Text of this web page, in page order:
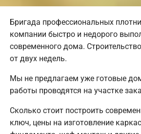
Бригада профессиональных
компании быстро и недорого
современного дома.
от двух недель.
Мы не предлагаем уже готовые
работы проводятся на участке
Сколько стоит построить
ключ, цены на изготовление